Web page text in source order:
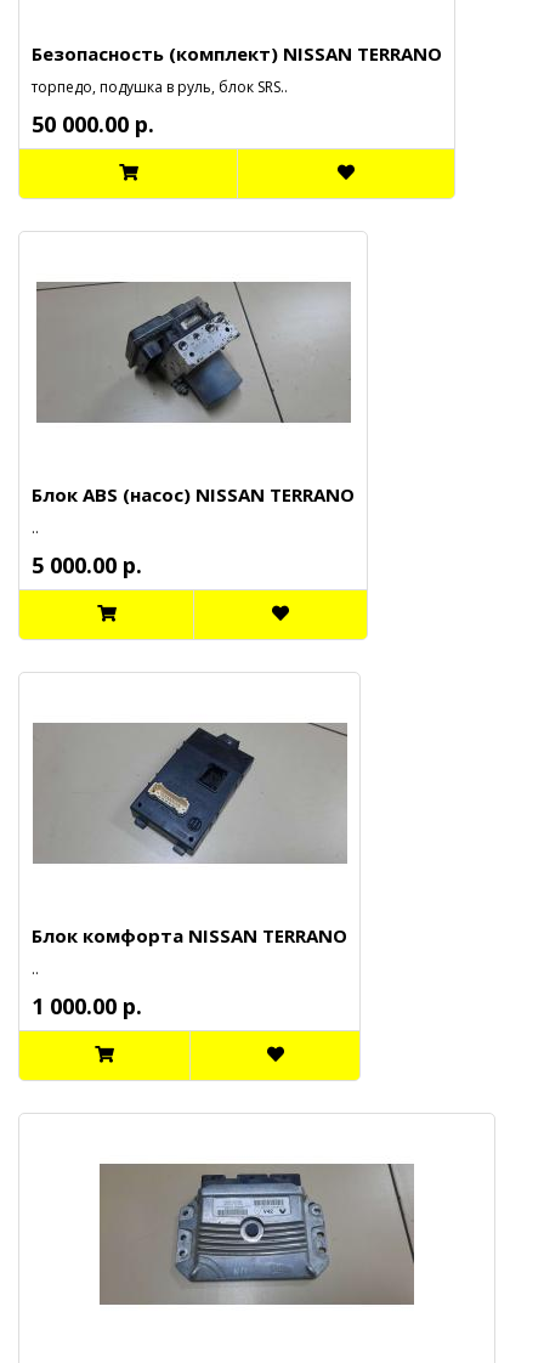
Безопасность (комплект) NISSAN TERRANO
торпедо, подушка в руль, блок SRS..
50 000.00 р.
Блок ABS (насос) NISSAN TERRANO
..
5 000.00 р.
Блок комфорта NISSAN TERRANO
..
1 000.00 р.